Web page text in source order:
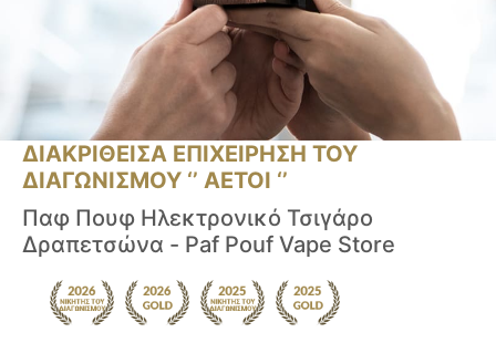
ΔΙΑΚΡΙΘΕΙΣΑ ΕΠΙΧΕΙΡΗΣΗ ΤΟΥ
ΔΙΑΓΩΝΙΣΜΟΥ ‘’ ΑΕΤΟΙ ‘’
Παφ Πουφ Ηλεκτρονικό Τσιγάρο
Δραπετσώνα - Paf Pouf Vape Store